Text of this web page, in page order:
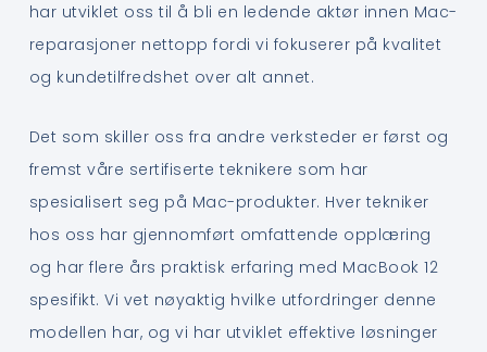
har utviklet oss til å bli en ledende aktør innen Mac-
reparasjoner nettopp fordi vi fokuserer på kvalitet
og kundetilfredshet over alt annet.
Det som skiller oss fra andre verksteder er først og
fremst våre sertifiserte teknikere som har
spesialisert seg på Mac-produkter. Hver tekniker
hos oss har gjennomført omfattende opplæring
og har flere års praktisk erfaring med MacBook 12
spesifikt. Vi vet nøyaktig hvilke utfordringer denne
modellen har, og vi har utviklet effektive løsninger